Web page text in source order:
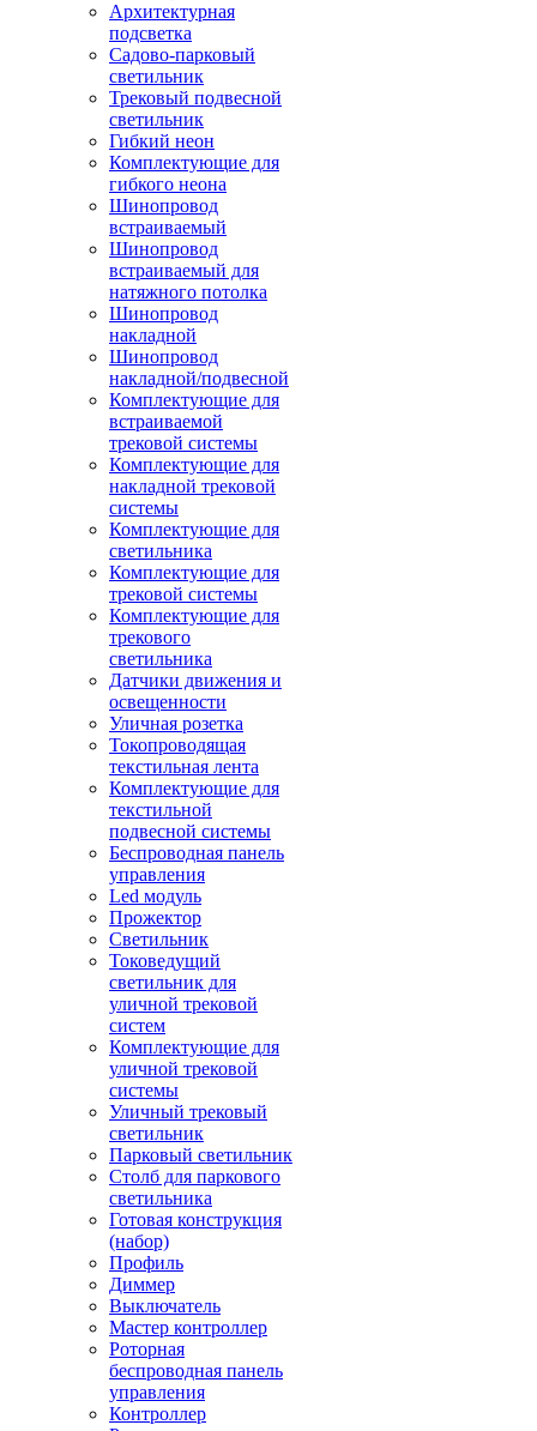
Архитектурная
подсветка
Садово-парковый
светильник
Трековый подвесной
светильник
Гибкий неон
Комплектующие для
гибкого неона
Шинопровод
встраиваемый
Шинопровод
встраиваемый для
натяжного потолка
Шинопровод
накладной
Шинопровод
накладной/подвесной
Комплектующие для
встраиваемой
трековой системы
Комплектующие для
накладной трековой
системы
Комплектующие для
светильника
Комплектующие для
трековой системы
Комплектующие для
трекового
светильника
Датчики движения и
освещенности
Уличная розетка
Токопроводящая
текстильная лента
Комплектующие для
текстильной
подвесной системы
Беспроводная панель
управления
Led модуль
Прожектор
Светильник
Токоведущий
светильник для
уличной трековой
систем
Комплектующие для
уличной трековой
системы
Уличный трековый
светильник
Парковый светильник
Столб для паркового
светильника
Готовая конструкция
(набор)
Профиль
Диммер
Выключатель
Мастер контроллер
Роторная
беспроводная панель
управления
Контроллер